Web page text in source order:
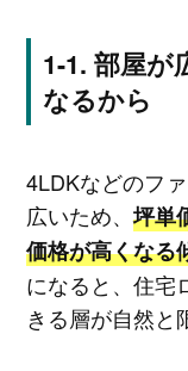
部屋が
なるから
4LDKなどのフ
広いため、坪単
価格が高くなる
になると、住宅
きる層が自然と